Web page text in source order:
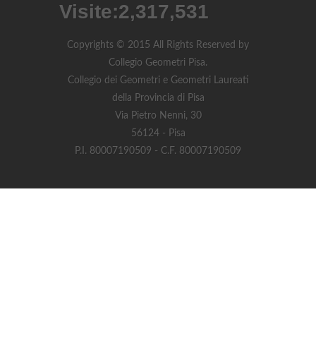
Visite:2,317,531
Copyrights © 2015 All Rights Reserved by
Collegio Geometri Pisa.
Collegio dei Geometri e Geometri Laureati
della Provincia di Pisa
Via Pietro Nenni, 30
56124 - Pisa
P.I. 80007190509 - C.F. 80007190509